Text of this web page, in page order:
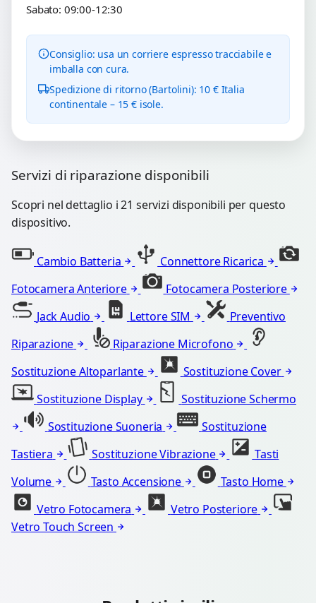
Sabato: 09:00-12:30
Consiglio: usa un corriere espresso tracciabile e
imballa con cura.
Spedizione di ritorno (Bartolini): 10 € Italia
continentale – 15 € isole.
Servizi di riparazione disponibili
Scopri nel dettaglio i 21 servizi disponibili per questo
dispositivo.
Cambio Batteria
Connettore Ricarica
Fotocamera Anteriore
Fotocamera Posteriore
Jack Audio
Lettore SIM
Preventivo
Riparazione
Riparazione Microfono
Sostituzione Altoparlante
Sostituzione Cover
Sostituzione Display
Sostituzione Schermo
Sostituzione Suoneria
Sostituzione
Tastiera
Sostituzione Vibrazione
Tasti
Volume
Tasto Accensione
Tasto Home
Vetro Fotocamera
Vetro Posteriore
Vetro Touch Screen